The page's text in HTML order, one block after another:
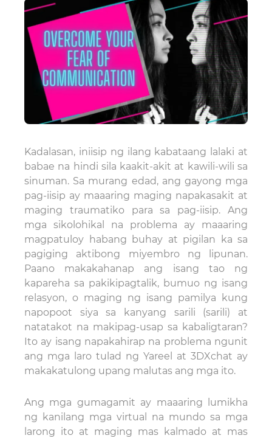
Kadalasan, iniisip ng ilang kabataang lalaki at
babae na hindi sila kaakit-akit at kawili-wili sa
sinuman. Sa murang edad, ang gayong mga
pag-iisip ay maaaring maging napakasakit at
maging traumatiko para sa pag-iisip. Ang
mga sikolohikal na problema ay maaaring
magpatuloy habang buhay at pigilan ka sa
pagiging aktibong miyembro ng lipunan.
Paano makakahanap ang isang tao ng
kapareha sa pakikipagtalik, bumuo ng isang
relasyon, o maging ng isang pamilya kung
napopoot siya sa kanyang sarili (sarili) at
natatakot na makipag-usap sa kabaligtaran?
Ito ay isang napakahirap na problema ngunit
ang mga laro tulad ng Yareel at 3DXchat ay
makakatulong upang malutas ang mga ito.
Ang mga gumagamit ay maaaring lumikha
ng kanilang mga virtual na mundo sa mga
larong ito at maging mas kalmado at mas